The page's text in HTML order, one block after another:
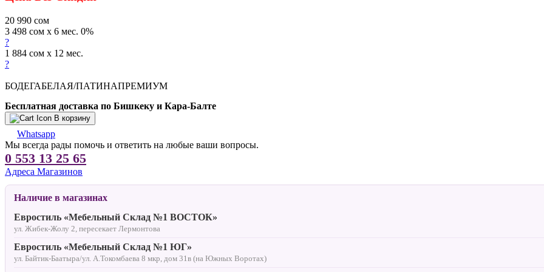
20 990 сом
3 498 сом x 6 мес. 0%
?
1 884 сом x 12 мес.
?
БОДЕГАБЕЛАЯ/ПАТИНАПРЕМИУМ
Бесплатная доставка по Бишкеку и Кара-Балте
В корзину
Whatsapp
Мы всегда рады помочь и ответить на любые ваши вопросы.
0 553 13 25 65
Адреса Магазинов
Наличие в магазинах
Евростиль «Мебельный Склад №1 ВОСТОК»
ул. Жибек-Жолу 2, пересекает Лермонтова
Евростиль «Мебельный Склад №1 ЮГ»
ул. Байтик-Баатыра/ул. А.Токомбаева 8 мкр, дом 31в (на Южных Воротах)